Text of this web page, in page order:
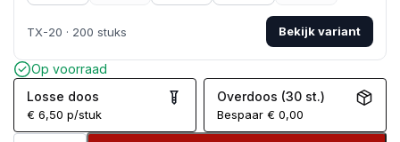
TX-20 · 200 stuks Bekijk variant
Op voorraad
Losse doos
€ 6,50 p/stuk
Overdoos (30 st.)
Bespaar€ 0,00